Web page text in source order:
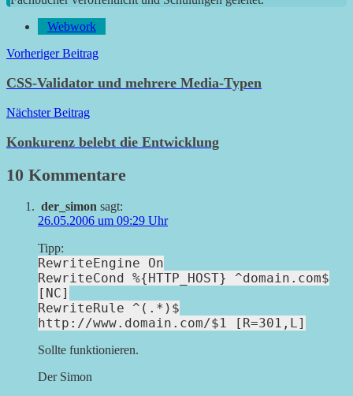
Webwork
Beitragsnavigation
Vorheriger Beitrag
CSS-Validator und mehrere Media-Typen
Nächster Beitrag
Konkurenz belebt die Entwicklung
10 Kommentare
der_simon sagt:
26.05.2006 um 09:29 Uhr
Tipp:
RewriteEngine On
RewriteCond %{HTTP_HOST} ^domain.com$
[NC]
RewriteRule ^(.*)$
http://www.domain.com/$1 [R=301,L]
Sollte funktionieren.
Der Simon